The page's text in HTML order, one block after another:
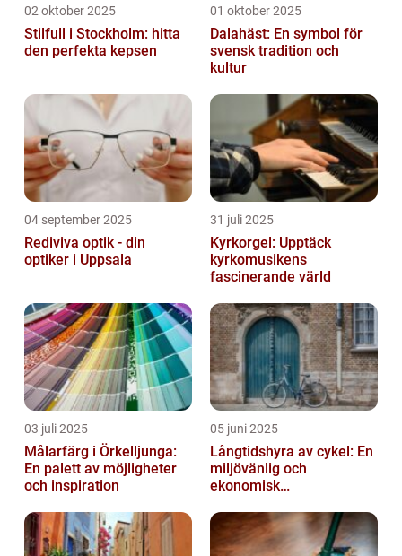
02 oktober 2025
Stilfull i Stockholm: hitta
den perfekta kepsen
01 oktober 2025
Dalahäst: En symbol för
svensk tradition och
kultur
04 september 2025
Rediviva optik - din
optiker i Uppsala
31 juli 2025
Kyrkorgel: Upptäck
kyrkomusikens
fascinerande värld
03 juli 2025
Målarfärg i Örkelljunga:
En palett av möjligheter
och inspiration
05 juni 2025
Långtidshyra av cykel: En
miljövänlig och
ekonomisk